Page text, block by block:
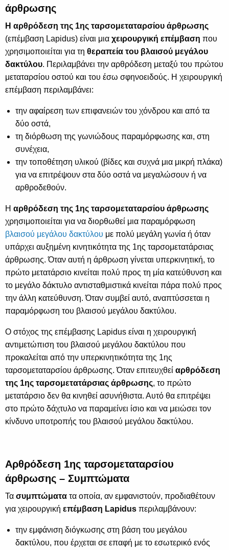
άρθρωσης
Η αρθρόδεση της 1ης ταρσομεταταρσίου άρθρωσης
(επέμβαση Lapidus) είναι μια χειρουργική επέμβαση που
χρησιμοποιείται για τη θεραπεία του βλαισού μεγάλου
δακτύλου. Περιλαμβάνει την αρθρόδεση μεταξύ του πρώτου
μεταταρσίου οστού και του έσω σφηνοειδούς. Η χειρουργική
επέμβαση περιλαμβάνει:
την αφαίρεση των επιφανειών του χόνδρου και από τα
δύο οστά,
τη διόρθωση της γωνιώδους παραμόρφωσης και, στη
συνέχεια,
την τοποθέτηση υλικού (βίδες και συχνά μια μικρή πλάκα)
για να επιτρέψουν στα δύο οστά να μεγαλώσουν ή να
αρθροδεθούν.
Η αρθρόδεση της 1ης ταρσομεταταρσίου άρθρωσης
χρησιμοποιείται για να διορθωθεί μια παραμόρφωση
βλαισού μεγάλου δακτύλου με πολύ μεγάλη γωνία ή όταν
υπάρχει αυξημένη κινητικότητα της 1ης ταρσομετατάρσιας
άρθρωσης. Όταν αυτή η άρθρωση γίνεται υπερκινητική, το
πρώτο μετατάρσιο κινείται πολύ προς τη μία κατεύθυνση και
το μεγάλο δάκτυλο αντισταθμιστικά κινείται πάρα πολύ προς
την άλλη κατεύθυνση. Όταν συμβεί αυτό, αναπτύσσεται η
παραμόρφωση του βλαισού μεγάλου δακτύλου.
Ο στόχος της επέμβασης Lapidus είναι η χειρουργική
αντιμετώπιση του βλαισού μεγάλου δακτύλου που
προκαλείται από την υπερκινητικότητα της 1ης
ταρσομεταταρσίου άρθρωσης. Όταν επιτευχθεί αρθρόδεση
της 1ης ταρσομετατάρσιας άρθρωσης, το πρώτο
μετατάρσιο δεν θα κινηθεί ασυνήθιστα. Αυτό θα επιτρέψει
στο πρώτο δάχτυλο να παραμείνει ίσιο και να μειώσει τον
κίνδυνο υποτροπής του βλαισού μεγάλου δακτύλου.
Αρθρόδεση 1ης ταρσομεταταρσίου
άρθρωσης – Συμπτώματα
Τα συμπτώματα τα οποία, αν εμφανιστούν, προδιαθέτουν
για χειρουργική επέμβαση Lapidus περιλαμβάνουν:
την εμφάνιση διόγκωσης στη βάση του μεγάλου
δακτύλου, που έρχεται σε επαφή με το εσωτερικό ενός